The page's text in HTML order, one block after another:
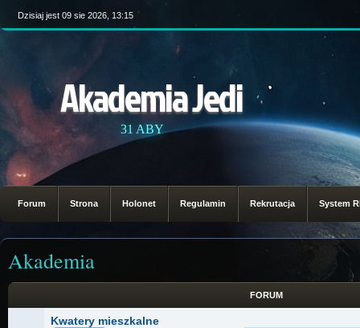
Dzisiaj jest 09 sie 2026, 13:15
Akademia Jedi
31 ABY
Forum Strona Holonet Regulamin Rekrutacja System
Akademia
FORUM
Kwatery mieszkalne